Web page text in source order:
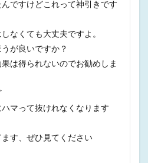
ですけどこれって神引きです
なくても大丈夫ですよ。
が良いですか？
は得られないのでお勧めしま
マって抜けれなくなります
す、ぜひ見てください